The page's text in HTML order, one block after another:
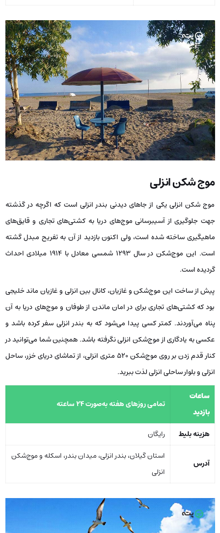
موج‌ شکن انزلی
موج‌ شکن انزلی یکی از جاهای دیدنی بندر انزلی است که اگرچه در گذشته
جهت جلوگیری از آسیب‎رسانی موج‌های دریا به کشتی‌های تجاری و قایق‌های
ماهیگیری ساخته شده است، ولی اکنون بازدید از آن به تفریح مبدل گشته
است. این موج‌شکن در سال 1293 شمسی معادل با 1914 میلادی احداث
گردیده است.
پیش از ساخت این موج‌شکن و غازیان، کانال بین انزلی و غازیان ماند خلیجی
بود که کشتی‌های تجاری برای در امان ماندن از طوفان و موج‌های دریا به آن
پناه می‌آوردند. کمتر کسی پیدا می‌شود که به بندر انزلی سفر کرده باشد و
عکسی به یادگاری از موج‌شکن انزلی نگرفته باشد. همچنین شما می‌توانید در
کنار قدم زدن بر روی موج‌شکن 520 متری انزلی، از تماشای دریای خزر، ساحل
انزلی و بلوار ساحلی انزلی لذت ببرید.
ساعات
بازدید
تمامی روزهای هفته به‌صورت 24 ساعته
هزینه بلیط رایگان
آدرس
استان گیلان، بندر انزلی، میدان بندر، اسکله و موج‌شکن
انزلی